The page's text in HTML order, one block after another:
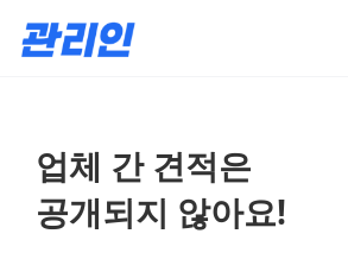
업체 간 견적은
공개되지 않아요!